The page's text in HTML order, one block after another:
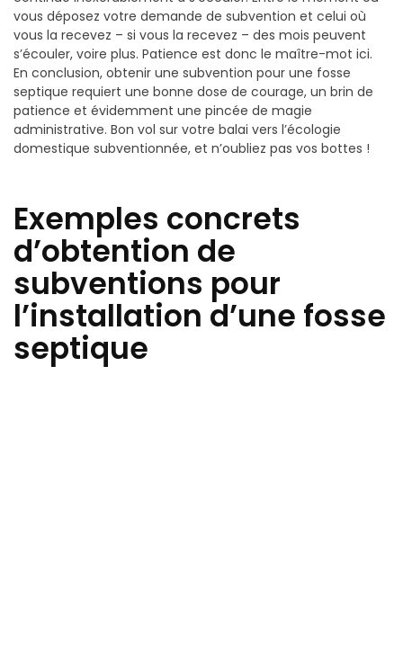
vous déposez votre demande de subvention et celui où
vous la recevez – si vous la recevez – des mois peuvent
s’écouler, voire plus. Patience est donc le maître-mot ici.
En conclusion, obtenir une subvention pour une fosse
septique requiert une bonne dose de courage, un brin de
patience et évidemment une pincée de magie
administrative. Bon vol sur votre balai vers l’écologie
domestique subventionnée, et n’oubliez pas vos bottes !
Exemples concrets
d’obtention de
subventions pour
l’installation d’une fosse
septique